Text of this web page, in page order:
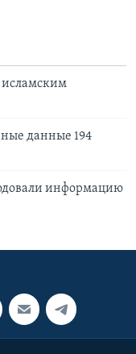
исламским
данные 194
информацию